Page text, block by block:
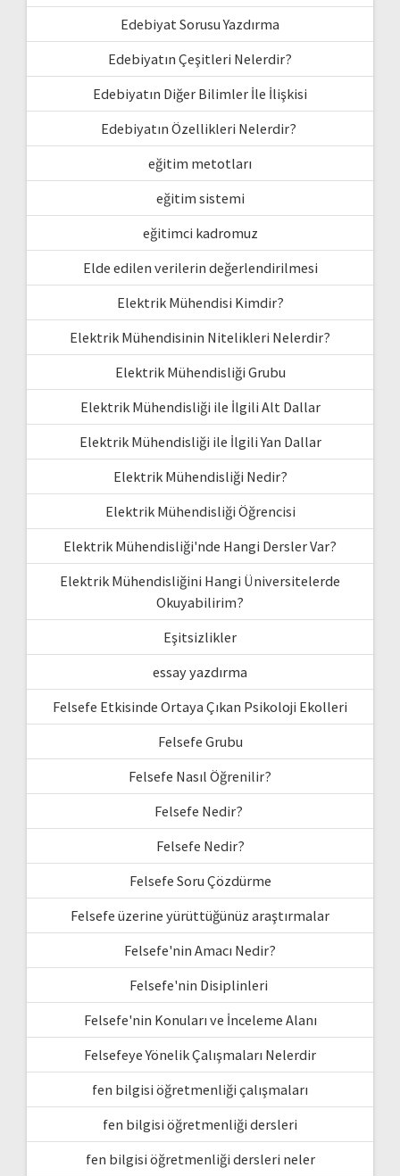
Edebiyat Sorusu Yazdırma
Edebiyatın Çeşitleri Nelerdir?
Edebiyatın Diğer Bilimler İle İlişkisi
Edebiyatın Özellikleri Nelerdir?
eğitim metotları
eğitim sistemi
eğitimci kadromuz
Elde edilen verilerin değerlendirilmesi
Elektrik Mühendisi Kimdir?
Elektrik Mühendisinin Nitelikleri Nelerdir?
Elektrik Mühendisliği Grubu
Elektrik Mühendisliği ile İlgili Alt Dallar
Elektrik Mühendisliği ile İlgili Yan Dallar
Elektrik Mühendisliği Nedir?
Elektrik Mühendisliği Öğrencisi
Elektrik Mühendisliği'nde Hangi Dersler Var?
Elektrik Mühendisliğini Hangi Üniversitelerde
Okuyabilirim?
Eşitsizlikler
essay yazdırma
Felsefe Etkisinde Ortaya Çıkan Psikoloji Ekolleri
Felsefe Grubu
Felsefe Nasıl Öğrenilir?
Felsefe Nedir?
Felsefe Nedir?
Felsefe Soru Çözdürme
Felsefe üzerine yürüttüğünüz araştırmalar
Felsefe'nin Amacı Nedir?
Felsefe'nin Disiplinleri
Felsefe'nin Konuları ve İnceleme Alanı
Felsefeye Yönelik Çalışmaları Nelerdir
fen bilgisi öğretmenliği çalışmaları
fen bilgisi öğretmenliği dersleri
fen bilgisi öğretmenliği dersleri neler